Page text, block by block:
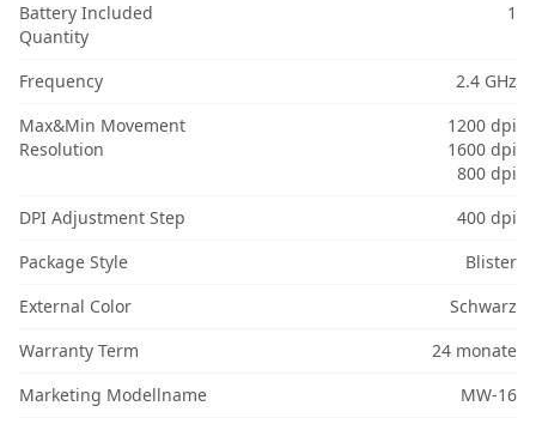
Battery Included
Quantity
1
Frequency
2.4 GHz
Max&Min Movement
Resolution
1200 dpi
1600 dpi
800 dpi
DPI Adjustment Step
400 dpi
Package Style
Blister
External Color
Schwarz
Warranty Term
24 monate
Marketing Modellname
MW-16